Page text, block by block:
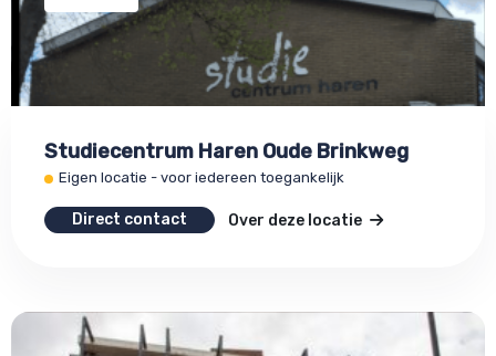
Studiecentrum Haren Oude Brinkweg
Eigen locatie - voor iedereen toegankelijk
Direct contact Over deze locatie